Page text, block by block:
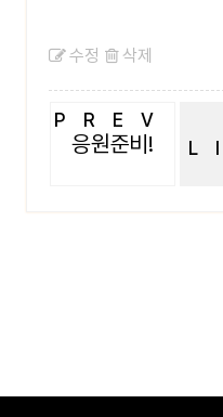
수정 삭제
PREV
응원준비!